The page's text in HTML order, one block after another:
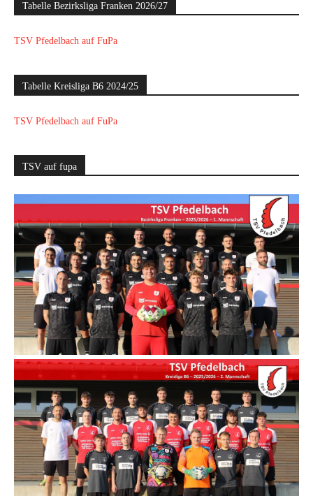
Tabelle Bezirksliga Franken 2026/27
TSV Pfedelbach auf FuPa
Tabelle Kreisliga B6 2024/25
TSV Pfedelbach auf FuPa
TSV auf fupa